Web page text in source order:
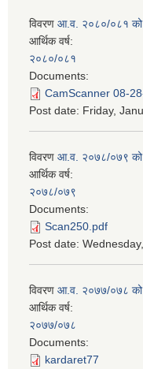
विवरण आ.व. २०८०/०८१ को
आर्थिक वर्ष:
२०८०/०८१
Documents:
CamScanner 08-
Post date: Friday,
विवरण आ.व. २०७८/०७९ को
आर्थिक वर्ष:
२०७८/०७९
Documents:
Scan250.pdf
Post date:
विवरण आ.व. २०७७/०७८ को
आर्थिक वर्ष:
२०७७/०७८
Documents:
kardaret77